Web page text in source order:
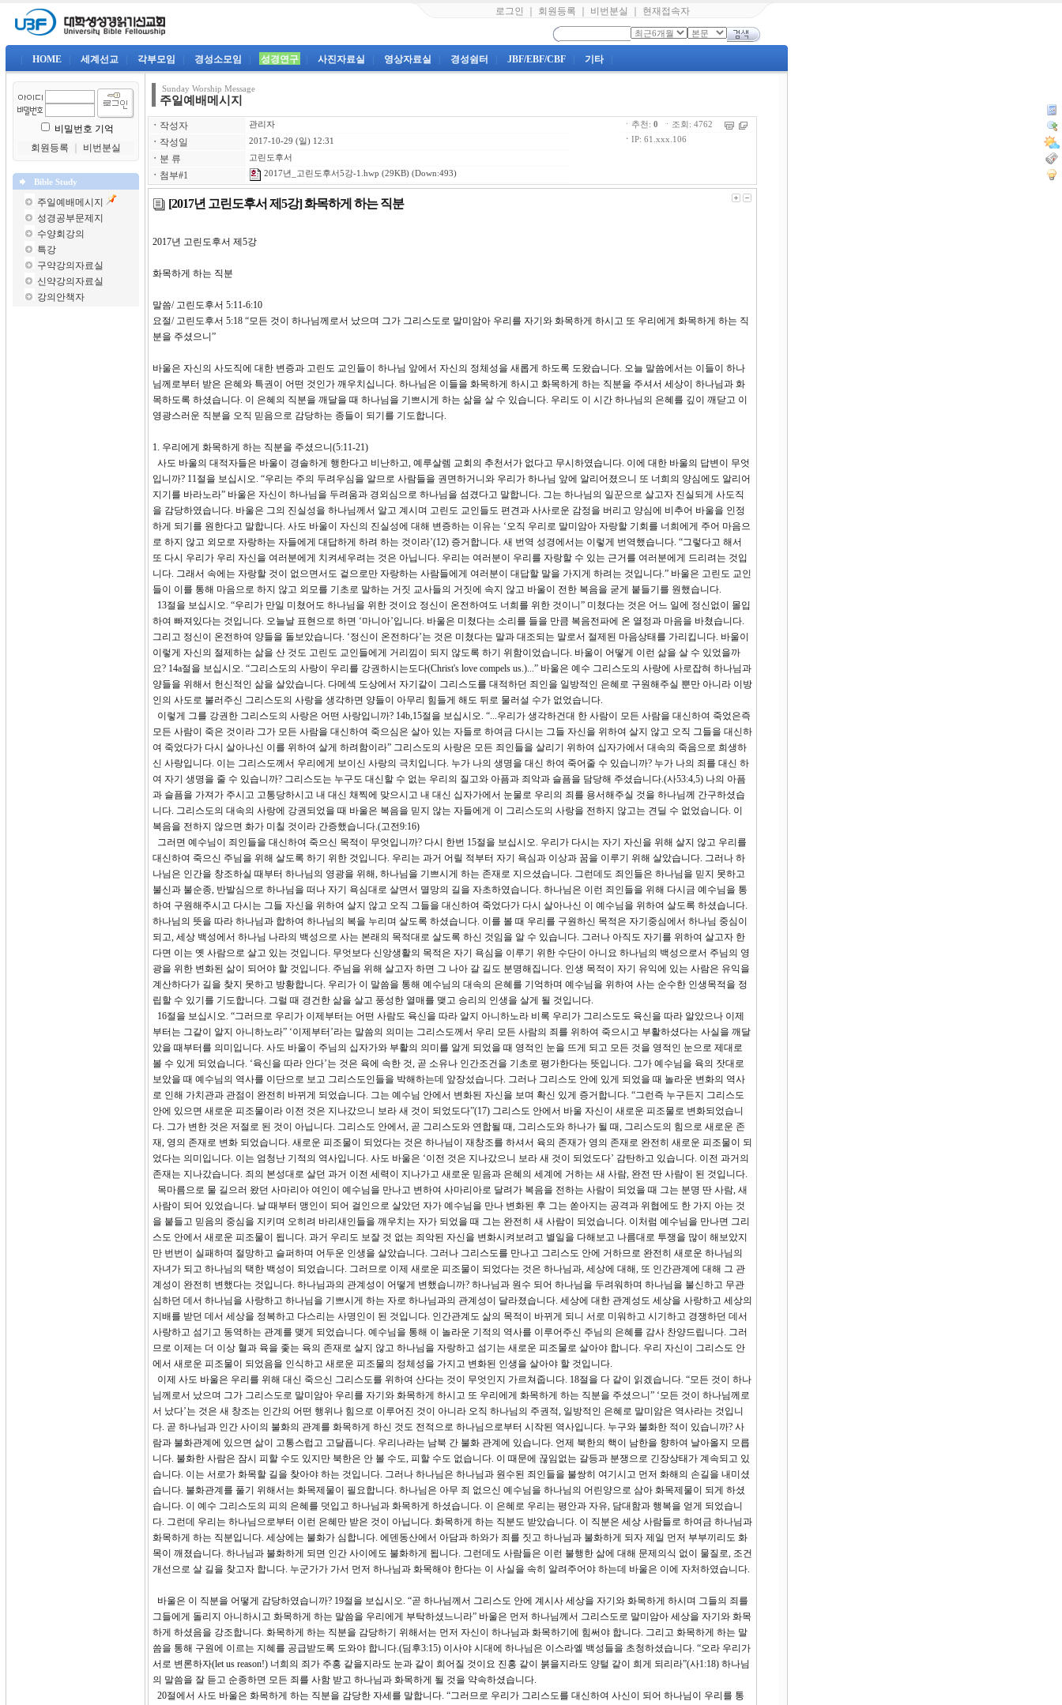
로그인 회원등록 비번분실 현재접속자
HOME 세계선교 각부모임 경성소모임 성경연구 사진자료실 영상자료실 경성쉼터 JBF/EBF/CBF 기타
비밀번호 기억
회원등록
비번분실
Bible Study
주일예배메시지
성경공부문제지
수양회강의
특강
구약강의자료실
신약강의자료실
강의안책자
Sunday Worship Message
주일예배메시지
ㆍ 작성자 관리자
ㆍ 작성일 2017-10-29 (일) 12:31
ㆍ 분 류 고린도후서
ㆍ 첨부#1 2017년_고린도후서5강-1.hwp (29KB) (Down:493)
ㆍ추천: 0 ㆍ조회: 4762
ㆍ IP: 61.xxx.106
[2017년 고린도후서 제5강] 화목하게 하는 직분
2017년 고린도후서 제5강
화목하게 하는 직분
말씀/ 고린도후서 5:11-6:10
요절/ 고린도후서 5:18 “모든 것이 하나님께로서 났으며 그가 그리스도로 말미암아 우리를 자기와 화목하게 하시고 또 우리에게 화목하게 하는 직
분을 주셨으니”
바울은 자신의 사도직에 대한 변증과 고린도 교인들이 하나님 앞에서 자신의 정체성을 새롭게 하도록 도왔습니다. 오늘 말씀에서는 이들이 하나
님께로부터 받은 은혜와 특권이 어떤 것인가 깨우치십니다. 하나님은 이들을 화목하게 하시고 화목하게 하는 직분을 주셔서 세상이 하나님과 화
목하도록 하셨습니다. 이 은혜의 직분을 깨달을 때 하나님을 기쁘시게 하는 삶을 살 수 있습니다. 우리도 이 시간 하나님의 은혜를 깊이 깨닫고 이
영광스러운 직분을 오직 믿음으로 감당하는 종들이 되기를 기도합니다.
1. 우리에게 화목하게 하는 직분을 주셨으니(5:11-21)
사도 바울의 대적자들은 바울이 경솔하게 행한다고 비난하고, 예루살렘 교회의 추천서가 없다고 무시하였습니다. 이에 대한 바울의 답변이 무엇
입니까? 11절을 보십시오. “우리는 주의 두려우심을 알므로 사람들을 권면하거니와 우리가 하나님 앞에 알리어졌으니 또 너희의 양심에도 알리어
지기를 바라노라” 바울은 자신이 하나님을 두려움과 경외심으로 하나님을 섬겼다고 말합니다. 그는 하나님의 일꾼으로 살고자 진실되게 사도직
을 감당하였습니다. 바울은 그의 진실성을 하나님께서 알고 계시며 고린도 교인들도 편견과 사사로운 감정을 버리고 양심에 비추어 바울을 인정
하게 되기를 원한다고 말합니다. 사도 바울이 자신의 진실성에 대해 변증하는 이유는 ‘오직 우리로 말미암아 자랑할 기회를 너희에게 주어 마음으
로 하지 않고 외모로 자랑하는 자들에게 대답하게 하려 하는 것이라’(12) 증거합니다. 새 번역 성경에서는 이렇게 번역했습니다. “그렇다고 해서
또 다시 우리가 우리 자신을 여러분에게 치켜세우려는 것은 아닙니다. 우리는 여러분이 우리를 자랑할 수 있는 근거를 여러분에게 드리려는 것입
니다. 그래서 속에는 자랑할 것이 없으면서도 겉으로만 자랑하는 사람들에게 여러분이 대답할 말을 가지게 하려는 것입니다.” 바울은 고린도 교인
들이 이를 통해 마음으로 하지 않고 외모를 기초로 말하는 거짓 교사들의 거짓에 속지 않고 바울이 전한 복음을 굳게 붙들기를 원했습니다.
13절을 보십시오. “우리가 만일 미쳤어도 하나님을 위한 것이요 정신이 온전하여도 너희를 위한 것이니” 미쳤다는 것은 어느 일에 정신없이 몰입
하여 빠져있다는 것입니다. 오늘날 표현으로 하면 ‘마니아’입니다. 바울은 미쳤다는 소리를 들을 만큼 복음전파에 온 열정과 마음을 바쳤습니다.
그리고 정신이 온전하여 양들을 돌보았습니다. ‘정신이 온전하다’는 것은 미쳤다는 말과 대조되는 말로서 절제된 마음상태를 가리킵니다. 바울이
이렇게 자신의 절제하는 삶을 산 것도 고린도 교인들에게 거리낌이 되지 않도록 하기 위함이었습니다. 바울이 어떻게 이런 삶을 살 수 있었을까
요? 14a절을 보십시오. “그리스도의 사랑이 우리를 강권하시는도다(Christ's love compels us.)...” 바울은 예수 그리스도의 사랑에 사로잡혀 하나님과
양들을 위해서 헌신적인 삶을 살았습니다. 다메섹 도상에서 자기같이 그리스도를 대적하던 죄인을 일방적인 은혜로 구원해주실 뿐만 아니라 이방
인의 사도로 불러주신 그리스도의 사랑을 생각하면 양들이 아무리 힘들게 해도 뒤로 물러설 수가 없었습니다.
이렇게 그를 강권한 그리스도의 사랑은 어떤 사랑입니까? 14b,15절을 보십시오. “...우리가 생각하건대 한 사람이 모든 사람을 대신하여 죽었은즉
모든 사람이 죽은 것이라 그가 모든 사람을 대신하여 죽으심은 살아 있는 자들로 하여금 다시는 그들 자신을 위하여 살지 않고 오직 그들을 대신하
여 죽었다가 다시 살아나신 이를 위하여 살게 하려함이라” 그리스도의 사랑은 모든 죄인들을 살리기 위하여 십자가에서 대속의 죽음으로 희생하
신 사랑입니다. 이는 그리스도께서 우리에게 보이신 사랑의 극치입니다. 누가 나의 생명을 대신 하여 죽어줄 수 있습니까? 누가 나의 죄를 대신 하
여 자기 생명을 줄 수 있습니까? 그리스도는 누구도 대신할 수 없는 우리의 질고와 아픔과 죄악과 슬픔을 담당해 주셨습니다.(사53:4,5) 나의 아픔
과 슬픔을 가져가 주시고 고통당하시고 내 대신 채찍에 맞으시고 내 대신 십자가에서 눈물로 우리의 죄를 용서해주실 것을 하나님께 간구하셨습
니다. 그리스도의 대속의 사랑에 강권되었을 때 바울은 복음을 믿지 않는 자들에게 이 그리스도의 사랑을 전하지 않고는 견딜 수 없었습니다. 이
복음을 전하지 않으면 화가 미칠 것이라 간증했습니다.(고전9:16)
그러면 예수님이 죄인들을 대신하여 죽으신 목적이 무엇입니까? 다시 한번 15절을 보십시오. 우리가 다시는 자기 자신을 위해 살지 않고 우리를
대신하여 죽으신 주님을 위해 살도록 하기 위한 것입니다. 우리는 과거 어릴 적부터 자기 욕심과 이상과 꿈을 이루기 위해 살았습니다. 그러나 하
나님은 인간을 창조하실 때부터 하나님의 영광을 위해, 하나님을 기쁘시게 하는 존재로 지으셨습니다. 그런데도 죄인들은 하나님을 믿지 못하고
불신과 불순종, 반발심으로 하나님을 떠나 자기 욕심대로 살면서 멸망의 길을 자초하였습니다. 하나님은 이런 죄인들을 위해 다시금 예수님을 통
하여 구원해주시고 다시는 그들 자신을 위하여 살지 않고 오직 그들을 대신하여 죽었다가 다시 살아나신 이 예수님을 위하여 살도록 하셨습니다.
하나님의 뜻을 따라 하나님과 합하여 하나님의 복을 누리며 살도록 하셨습니다. 이를 볼 때 우리를 구원하신 목적은 자기중심에서 하나님 중심이
되고, 세상 백성에서 하나님 나라의 백성으로 사는 본래의 목적대로 살도록 하신 것임을 알 수 있습니다. 그러나 아직도 자기를 위하여 살고자 한
다면 이는 옛 사람으로 살고 있는 것입니다. 무엇보다 신앙생활의 목적은 자기 욕심을 이루기 위한 수단이 아니요 하나님의 백성으로서 주님의 영
광을 위한 변화된 삶이 되어야 할 것입니다. 주님을 위해 살고자 하면 그 나아 갈 길도 분명해집니다. 인생 목적이 자기 유익에 있는 사람은 유익을
계산하다가 길을 찾지 못하고 방황합니다. 우리가 이 말씀을 통해 예수님의 대속의 은혜를 기억하며 예수님을 위하여 사는 순수한 인생목적을 정
립할 수 있기를 기도합니다. 그럴 때 경건한 삶을 살고 풍성한 열매를 맺고 승리의 인생을 살게 될 것입니다.
16절을 보십시오. “그러므로 우리가 이제부터는 어떤 사람도 육신을 따라 알지 아니하노라 비록 우리가 그리스도도 육신을 따라 알았으나 이제
부터는 그같이 알지 아니하노라” ‘이제부터’라는 말씀의 의미는 그리스도께서 우리 모든 사람의 죄를 위하여 죽으시고 부활하셨다는 사실을 깨달
았을 때부터를 의미입니다. 사도 바울이 주님의 십자가와 부활의 의미를 알게 되었을 때 영적인 눈을 뜨게 되고 모든 것을 영적인 눈으로 제대로
볼 수 있게 되었습니다. ‘육신을 따라 안다’는 것은 육에 속한 것, 곧 소유나 인간조건을 기초로 평가한다는 뜻입니다. 그가 예수님을 육의 잣대로
보았을 때 예수님의 역사를 이단으로 보고 그리스도인들을 박해하는데 앞장섰습니다. 그러나 그리스도 안에 있게 되었을 때 놀라운 변화의 역사
로 인해 가치관과 관점이 완전히 바뀌게 되었습니다. 그는 예수님 안에서 변화된 자신을 보며 확신 있게 증거합니다. “그런즉 누구든지 그리스도
안에 있으면 새로운 피조물이라 이전 것은 지나갔으니 보라 새 것이 되었도다”(17) 그리스도 안에서 바울 자신이 새로운 피조물로 변화되었습니
다. 그가 변한 것은 저절로 된 것이 아닙니다. 그리스도 안에서, 곧 그리스도와 연합될 때, 그리스도와 하나가 될 때, 그리스도의 힘으로 새로운 존
재, 영의 존재로 변화 되었습니다. 새로운 피조물이 되었다는 것은 하나님이 재창조를 하셔서 육의 존재가 영의 존재로 완전히 새로운 피조물이 되
었다는 의미입니다. 이는 엄청난 기적의 역사입니다. 사도 바울은 ‘이전 것은 지나갔으니 보라 새 것이 되었도다’ 감탄하고 있습니다. 이전 과거의
존재는 지나갔습니다. 죄의 본성대로 살던 과거 이전 세력이 지나가고 새로운 믿음과 은혜의 세계에 거하는 새 사람, 완전 딴 사람이 된 것입니다.
목마름으로 물 길으러 왔던 사마리아 여인이 예수님을 만나고 변하여 사마리아로 달려가 복음을 전하는 사람이 되었을 때 그는 분명 딴 사람, 새
사람이 되어 있었습니다. 날 때부터 맹인이 되어 걸인으로 살았던 자가 예수님을 만나 변화된 후 그는 쏟아지는 공격과 위협에도 한 가지 아는 것
을 붙들고 믿음의 중심을 지키며 오히려 바리새인들을 깨우치는 자가 되었을 때 그는 완전히 새 사람이 되었습니다. 이처럼 예수님을 만나면 그리
스도 안에서 새로운 피조물이 됩니다. 과거 우리도 보잘 것 없는 죄악된 자신을 변화시켜보려고 별일을 다해보고 나름대로 투쟁을 많이 해보았지
만 번번이 실패하며 절망하고 슬퍼하며 어두운 인생을 살았습니다. 그러나 그리스도를 만나고 그리스도 안에 거하므로 완전히 새로운 하나님의
자녀가 되고 하나님의 택한 백성이 되었습니다. 그러므로 이제 새로운 피조물이 되었다는 것은 하나님과, 세상에 대해, 또 인간관계에 대해 그 관
계성이 완전히 변했다는 것입니다. 하나님과의 관계성이 어떻게 변했습니까? 하나님과 원수 되어 하나님을 두려워하며 하나님을 불신하고 무관
심하던 데서 하나님을 사랑하고 하나님을 기쁘시게 하는 자로 하나님과의 관계성이 달라졌습니다. 세상에 대한 관계성도 세상을 사랑하고 세상의
지배를 받던 데서 세상을 정복하고 다스리는 사명인이 된 것입니다. 인간관계도 삶의 목적이 바뀌게 되니 서로 미워하고 시기하고 경쟁하던 데서
사랑하고 섬기고 동역하는 관계를 맺게 되었습니다. 예수님을 통해 이 놀라운 기적의 역사를 이루어주신 주님의 은혜를 감사 찬양드립니다. 그러
므로 이제는 더 이상 혈과 육을 좇는 육의 존재로 살지 않고 하나님을 자랑하고 섬기는 새로운 피조물로 살아야 합니다. 우리 자신이 그리스도 안
에서 새로운 피조물이 되었음을 인식하고 새로운 피조물의 정체성을 가지고 변화된 인생을 살아야 할 것입니다.
이제 사도 바울은 우리를 위해 대신 죽으신 그리스도를 위하여 산다는 것이 무엇인지 가르쳐줍니다. 18절을 다 같이 읽겠습니다. “모든 것이 하나
님께로서 났으며 그가 그리스도로 말미암아 우리를 자기와 화목하게 하시고 또 우리에게 화목하게 하는 직분을 주셨으니” ‘모든 것이 하나님께로
서 났다’는 것은 새 창조는 인간의 어떤 행위나 힘으로 이루어진 것이 아니라 오직 하나님의 주권적, 일방적인 은혜로 말미암은 역사라는 것입니
다. 곧 하나님과 인간 사이의 불화의 관계를 화목하게 하신 것도 전적으로 하나님으로부터 시작된 역사입니다. 누구와 불화한 적이 있습니까? 사
람과 불화관계에 있으면 삶이 고통스럽고 고달픕니다. 우리나라는 남북 간 불화 관계에 있습니다. 언제 북한의 핵이 남한을 향하여 날아올지 모릅
니다. 불화한 사람은 잠시 피할 수도 있지만 북한은 안 볼 수도, 피할 수도 없습니다. 이 때문에 끊임없는 갈등과 분쟁으로 긴장상태가 계속되고 있
습니다. 이는 서로가 화목할 길을 찾아야 하는 것입니다. 그러나 하나님은 하나님과 원수된 죄인들을 불쌍히 여기시고 먼저 화해의 손길을 내미셨
습니다. 불화관계를 풀기 위해서는 화목제물이 필요합니다. 하나님은 아무 죄 없으신 예수님을 하나님의 어린양으로 삼아 화목제물이 되게 하셨
습니다. 이 예수 그리스도의 피의 은혜를 덧입고 하나님과 화목하게 하셨습니다. 이 은혜로 우리는 평안과 자유, 담대함과 행복을 얻게 되었습니
다. 그런데 우리는 하나님으로부터 이런 은혜만 받은 것이 아닙니다. 화목하게 하는 직분도 받았습니다. 이 직분은 세상 사람들로 하여금 하나님과
화목하게 하는 직분입니다. 세상에는 불화가 심합니다. 에덴동산에서 아담과 하와가 죄를 짓고 하나님과 불화하게 되자 제일 먼저 부부끼리도 화
목이 깨졌습니다. 하나님과 불화하게 되면 인간 사이에도 불화하게 됩니다. 그런데도 사람들은 이런 불행한 삶에 대해 문제의식 없이 물질로, 조건
개선으로 살 길을 찾고자 합니다. 누군가가 가서 먼저 하나님과 화목해야 한다는 이 사실을 속히 알려주어야 하는데 바울은 이에 자처하였습니다.
바울은 이 직분을 어떻게 감당하였습니까? 19절을 보십시오. “곧 하나님께서 그리스도 안에 계시사 세상을 자기와 화목하게 하시며 그들의 죄를
그들에게 돌리지 아니하시고 화목하게 하는 말씀을 우리에게 부탁하셨느니라” 바울은 먼저 하나님께서 그리스도로 말미암아 세상을 자기와 화목
하게 하셨음을 강조합니다. 화목하게 하는 직분을 감당하기 위해서는 먼저 자신이 하나님과 화목하기에 힘써야 합니다. 그리고 화목하게 하는 말
씀을 통해 구원에 이르는 지혜를 공급받도록 도와야 합니다.(딤후3:15) 이사야 시대에 하나님은 이스라엘 백성들을 초청하셨습니다. “오라 우리가
서로 변론하자(let us reason!) 너희의 죄가 주홍 같을지라도 눈과 같이 희어질 것이요 진홍 같이 붉을지라도 양털 같이 희게 되리라”(사1:18) 하나님
의 말씀을 잘 듣고 순종하면 모든 죄를 사함 받고 하나님과 화목하게 될 것을 약속하셨습니다.
20절에서 사도 바울은 화목하게 하는 직분을 감당한 자세를 말합니다. “그러므로 우리가 그리스도를 대신하여 사신이 되어 하나님이 우리를 통